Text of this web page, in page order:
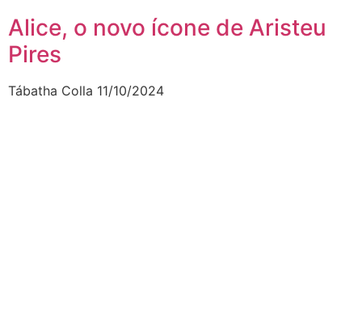
Alice, o novo ícone de Aristeu
Pires
Tábatha Colla 11/10/2024